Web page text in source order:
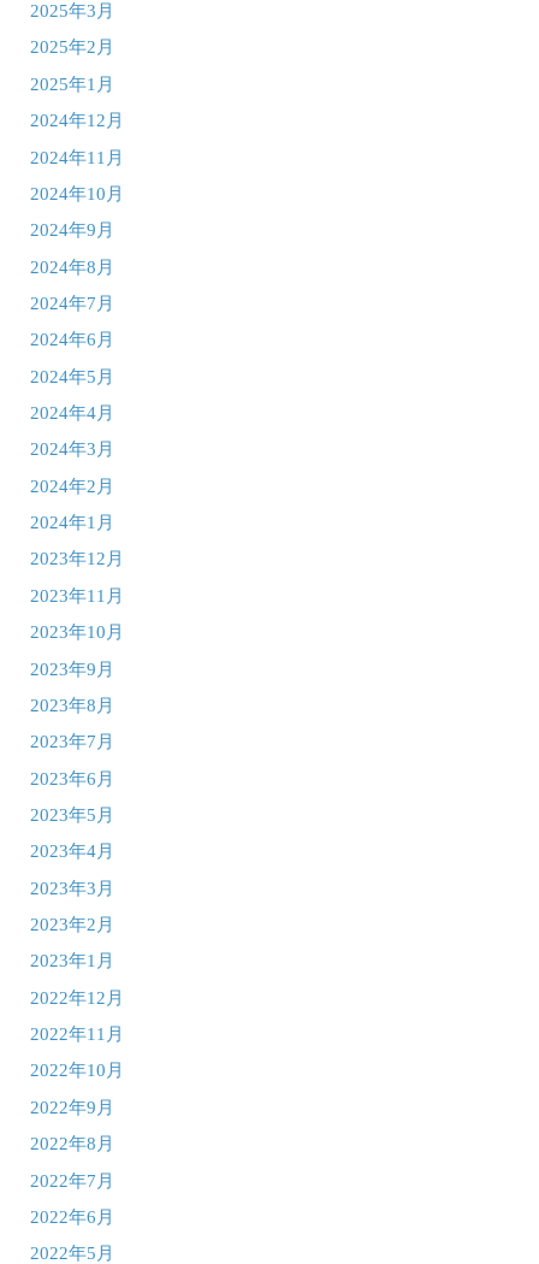
2025年3月
2025年2月
2025年1月
2024年12月
2024年11月
2024年10月
2024年9月
2024年8月
2024年7月
2024年6月
2024年5月
2024年4月
2024年3月
2024年2月
2024年1月
2023年12月
2023年11月
2023年10月
2023年9月
2023年8月
2023年7月
2023年6月
2023年5月
2023年4月
2023年3月
2023年2月
2023年1月
2022年12月
2022年11月
2022年10月
2022年9月
2022年8月
2022年7月
2022年6月
2022年5月